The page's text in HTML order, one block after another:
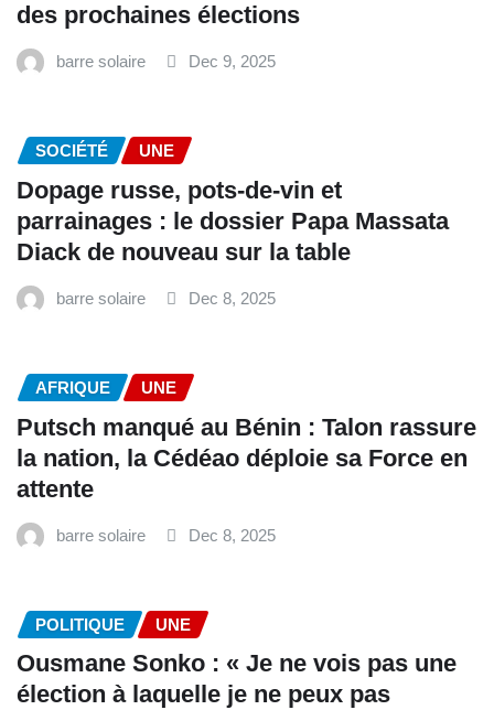
des prochaines élections
barre solaire Dec 9, 2025
SOCIÉTÉ UNE
Dopage russe, pots-de-vin et
parrainages : le dossier Papa Massata
Diack de nouveau sur la table
barre solaire Dec 8, 2025
AFRIQUE UNE
Putsch manqué au Bénin : Talon rassure
la nation, la Cédéao déploie sa Force en
attente
barre solaire Dec 8, 2025
POLITIQUE UNE
Ousmane Sonko : « Je ne vois pas une
élection à laquelle je ne peux pas